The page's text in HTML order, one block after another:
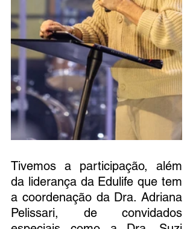
Tivemos a participação, além
da liderança da Edulife que tem
a coordenação da Dra. Adriana
Pelissari, de convidados